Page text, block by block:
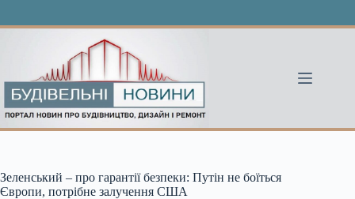
Зеленський – про гарантії безпеки: Путін не боїться
Європи, потрібне залучення США